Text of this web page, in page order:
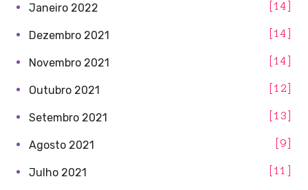
Janeiro 2022 14
Dezembro 2021 14
Novembro 2021 14
Outubro 2021 12
Setembro 2021 13
Agosto 2021 9
Julho 2021 11